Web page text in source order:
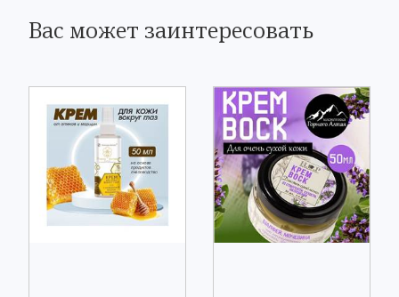
Вас может заинтересовать